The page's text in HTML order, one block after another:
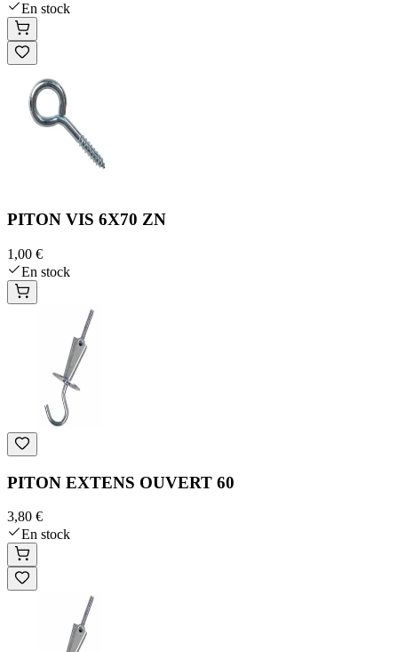
En stock
PITON VIS 6X70 ZN
1,00 €
En stock
PITON EXTENS OUVERT 60
3,80 €
En stock